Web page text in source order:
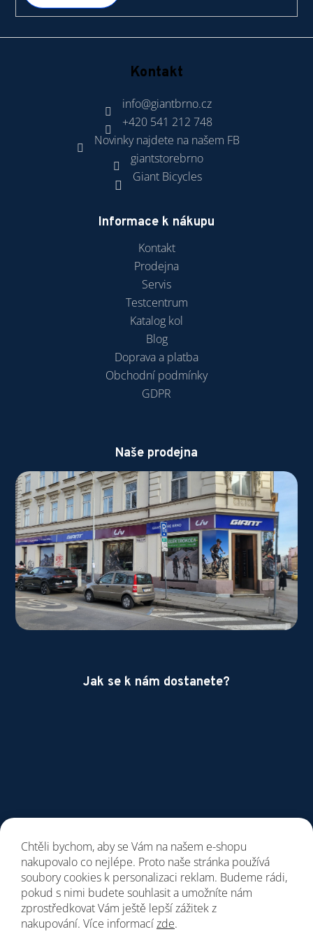
Chtěli bychom, aby se Vám na našem e-shopu
nakupovalo co nejlépe. Proto naše stránka používá
soubory cookies k personalizaci reklam. Budeme rádi,
pokud s nimi budete souhlasit a umožníte nám
zprostředkovat Vám ještě lepší zážitek z
nakupování. Více informacízde.
Kontakt
info@giantbrno.cz
+420 541 212 748
Novinky najdete na našem FB
giantstorebrno
Giant Bicycles
Informace k nákupu
Kontakt
Prodejna
Servis
Testcentrum
Katalog kol
Blog
Doprava a platba
Obchodní podmínky
GDPR
Naše prodejna
Jak se k nám dostanete?